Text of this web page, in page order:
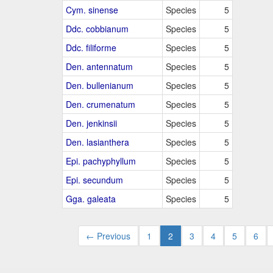
Cym. sinense
Species
5
Ddc. cobbianum
Species
5
Ddc. filiforme
Species
5
Den. antennatum
Species
5
Den. bullenianum
Species
5
Den. crumenatum
Species
5
Den. jenkinsii
Species
5
Den. lasianthera
Species
5
Epi. pachyphyllum
Species
5
Epi. secundum
Species
5
Gga. galeata
Species 5
← Previous 1 2 3 4 5 6